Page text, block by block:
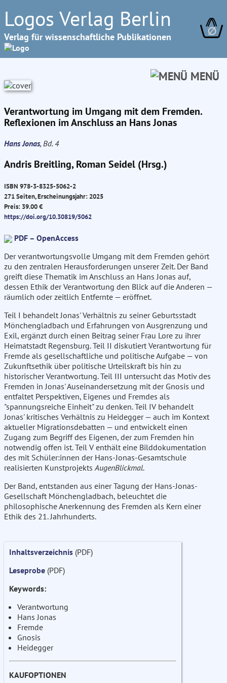
Logos Verlag Berlin
Verlag für wissenschaftliche Publikationen ∅
MENÜ
Verantwortung im Umgang mit dem Fremden.
Reflexionen im Anschluss an Hans Jonas
Hans Jonas, Bd. 4
Andris Breitling, Roman Seidel (Hrsg.)
ISBN 978-3-8325-5062-2
271 Seiten, Erscheinungsjahr: 2025
Preis: 39.00 €
https://doi.org/10.30819/5062
PDF – OpenAccess
Der verantwortungsvolle Umgang mit dem Fremden gehört
zu den zentralen Herausforderungen unserer Zeit. Der Band
greift diese Thematik im Anschluss an Hans Jonas auf,
dessen Ethik der Verantwortung den Blick auf die Anderen —
räumlich oder zeitlich Entfernte — eröffnet.
Teil I behandelt Jonas' Verhältnis zu seiner Geburtsstadt
Mönchengladbach und Erfahrungen von Ausgrenzung und
Exil, ergänzt durch einen Beitrag seiner Frau Lore zu ihrer
Heimatstadt Regensburg. Teil II diskutiert Verantwortung für
Fremde als gesellschaftliche und politische Aufgabe — von
Zukunftsethik über politische Urteilskraft bis hin zu
historischer Verantwortung. Teil III untersucht das Motiv des
Fremden in Jonas' Auseinandersetzung mit der Gnosis und
entfaltet Perspektiven, Eigenes und Fremdes als
"spannungsreiche Einheit" zu denken. Teil IV behandelt
Jonas' kritisches Verhältnis zu Heidegger — auch im Kontext
aktueller Migrationsdebatten — und entwickelt einen
Zugang zum Begriff des Eigenen, der zum Fremden hin
notwendig offen ist. Teil V enthält eine Bilddokumentation
des mit Schüler:innen der Hans-Jonas-Gesamtschule
realisierten KunstprojektsAugenBlickmal.
Der Band, entstanden aus einer Tagung der Hans-Jonas-
Gesellschaft Mönchengladbach, beleuchtet die
philosophische Anerkennung des Fremden als Kern einer
Ethik des 21. Jahrhunderts.
Inhaltsverzeichnis (PDF)
Leseprobe (PDF)
Keywords:
Verantwortung
Hans Jonas
Fremde
Gnosis
Heidegger
KAUFOPTIONEN